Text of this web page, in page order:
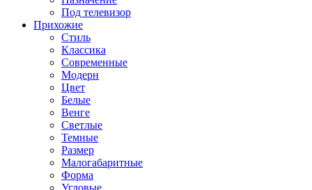
Под телевизор
Прихожие
Стиль
Классика
Современные
Модерн
Цвет
Белые
Венге
Светлые
Темные
Размер
Малогабаритные
Форма
Угловые